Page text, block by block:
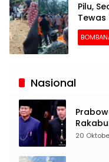
Pilu,
Siaran
Nasional
20